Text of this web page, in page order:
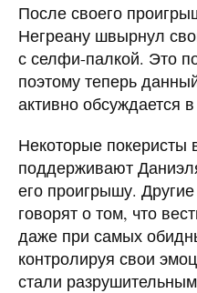
После своего
Негреану швырнул
с селфи-палкой. Это
поэтому теперь
активно обсуждается
Некоторые покеристы
поддерживают
его проигрышу.
говорят о том, что
даже при самых
контролируя свои
стали